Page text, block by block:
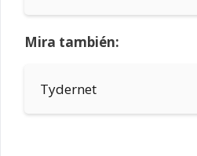
Mira también:
Tydernet